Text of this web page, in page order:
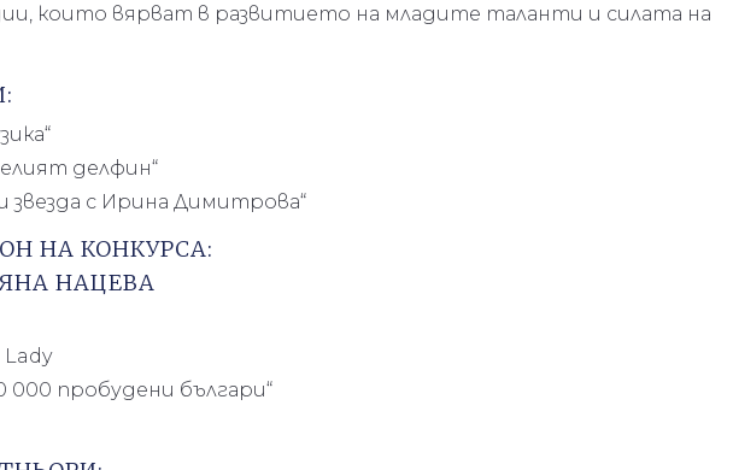
които вярват в развитието на младите таланти и силата на
делфин“
звезда с Ирина Димитрова“
НА КОНКУРСА:
НАЦЕВА
Lady
000 пробудени българи“